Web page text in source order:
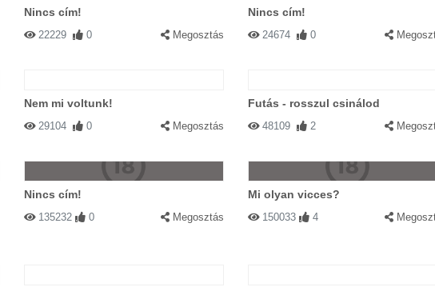
Nincs cím!
22229 0 Megosztás
Nincs cím!
24674 0
Nem mi voltunk!
29104 0 Megosztás
Futás - rosszul csinálod
48109 2
Nincs cím!
135232 0 Megosztás
Mi olyan vicces?
150033 4